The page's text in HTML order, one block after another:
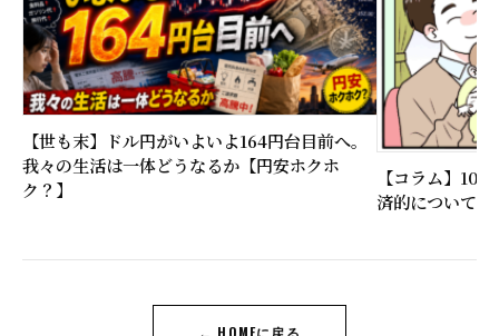
【世も末】ドル円がいよいよ164円台目前へ。
我々の生活は一体どうなるか【円安ホクホ
ク？】
【コラム】10
済的について
← HOMEに戻る